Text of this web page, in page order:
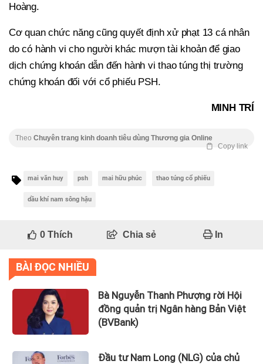
Hoàng.
Cơ quan chức năng cũng quyết định xử phạt 13 cá nhân
do có hành vi cho người khác mượn tài khoản để giao
dịch chứng khoán dẫn đến hành vi thao túng thị trường
chứng khoán đối với cổ phiếu PSH.
MINH TRÍ
Theo Chuyên trang kinh doanh tiêu dùng Thương gia Online
Copy link
mai văn huy psh mai hữu phúc thao túng cổ phiếu
dầu khí nam sông hậu
0Thích Chia sẻ In
BÀI ĐỌC NHIỀU
Bà Nguyễn Thanh Phượng rời Hội
đồng quản trị Ngân hàng Bản Việt
(BVBank)
Đầu tư Nam Long (NLG) của chủ